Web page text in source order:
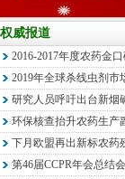
权威报道
2016-2017年度农药金
2019年全球杀线虫剂市
研究人员呼吁出台新烟
环保核查抬升农药生产
下月欧盟再出新标农药
第46届CCPR年会总结